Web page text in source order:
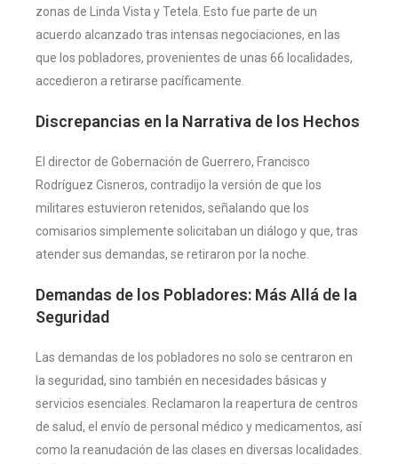
zonas de Linda Vista y Tetela. Esto fue parte de un
acuerdo alcanzado tras intensas negociaciones, en las
que los pobladores, provenientes de unas 66 localidades,
accedieron a retirarse pacíficamente​
Discrepancias en la Narrativa de los Hechos
El director de Gobernación de Guerrero, Francisco
Rodríguez Cisneros, contradijo la versión de que los
militares estuvieron retenidos, señalando que los
comisarios simplemente solicitaban un diálogo y que, tras
atender sus demandas, se retiraron por la noche​
Demandas de los Pobladores: Más Allá de la
Seguridad
Las demandas de los pobladores no solo se centraron en
la seguridad, sino también en necesidades básicas y
servicios esenciales. Reclamaron la reapertura de centros
de salud, el envío de personal médico y medicamentos, así
como la reanudación de las clases en diversas localidades.